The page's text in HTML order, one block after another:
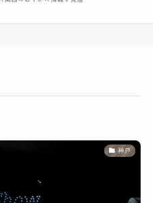
神戸